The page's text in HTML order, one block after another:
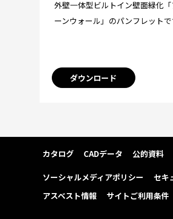
外壁一体型ビルトイン壁面緑化
ーンウォール」のパンフレットで
ダウンロード
カタログ CADデータ 公的資料
ソーシャルメディアポリシー
セキ
アスベスト情報
サイトご利用条件